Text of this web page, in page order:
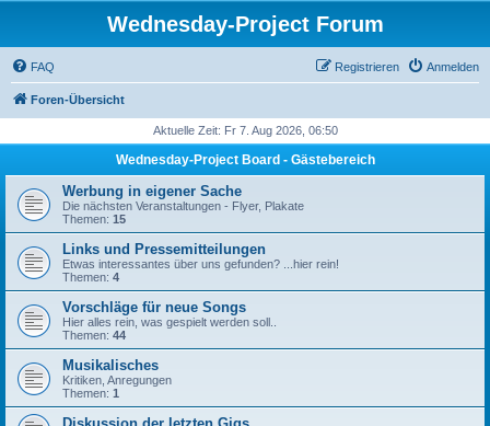
Wednesday-Project Forum
FAQ Anmelden
Registrieren
Foren-Übersicht
Aktuelle Zeit: Fr 7. Aug 2026, 06:50
Wednesday-Project Board - Gästebereich
Werbung in eigener Sache
Die nächsten Veranstaltungen - Flyer, Plakate
Themen: 15
Links und Pressemitteilungen
Etwas interessantes über uns gefunden? ...hier rein!
Themen: 4
Vorschläge für neue Songs
Hier alles rein, was gespielt werden soll..
Themen: 44
Musikalisches
Kritiken, Anregungen
Themen: 1